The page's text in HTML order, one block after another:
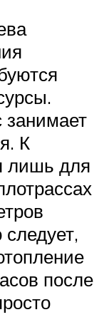
занимает
К
лишь для
следует,
после